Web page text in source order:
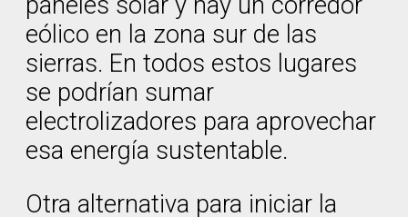
eólico en la zona sur de las
sierras. En todos estos lugares
se podrían sumar
electrolizadores para aprovechar
esa energía sustentable.
Otra alternativa para iniciar la